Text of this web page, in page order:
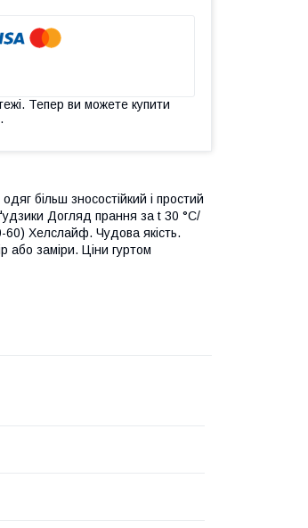
Тепер ви можете купити
більш зносостійкий і простий
Догляд прання за t 30 °C/
60) Хелслайф. Чудова якість.
або заміри. Ціни гуртом